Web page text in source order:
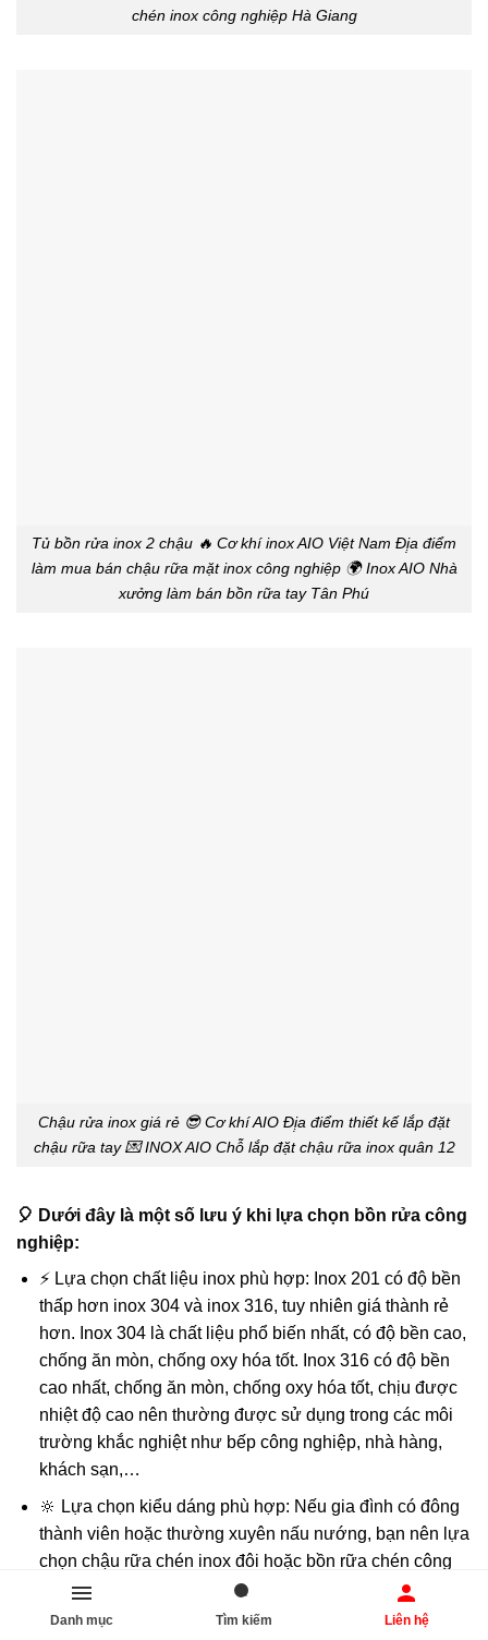
chén inox công nghiệp Hà Giang
Tủ bồn rửa inox 2 chậu 🔥 Cơ khí inox AIO Việt Nam Đị̣a điểm
làm mua bán chậu rữa mặt inox công nghiệp 🌍 Inox AIO Nhà
xưởng làm bán bồn rữa tay Tân Phú
Chậu rửa inox giá rẻ 😎 Cơ khí AIO Đị̣a điểm thiết kế lắp đặt
chậu rữa tay 💌 INOX AIO Chỗ lắp đặt chậu rữa inox quân 12
🎈 Dưới đây là một số lưu ý khi lựa chọn bồn rửa công
nghiệp:
⚡ Lựa chọn chất liệu inox phù hợp: Inox 201 có độ bền
thấp hơn inox 304 và inox 316, tuy nhiên giá thành rẻ
hơn. Inox 304 là chất liệu phổ biến nhất, có độ bền cao,
chống ăn mòn, chống oxy hóa tốt. Inox 316 có độ bền
cao nhất, chống ăn mòn, chống oxy hóa tốt, chịu được
nhiệt độ cao nên thường được sử dụng trong các môi
trường khắc nghiệt như bếp công nghiệp, nhà hàng,
khách sạn,…
🔆 Lựa chọn kiểu dáng phù hợp: Nếu gia đình có đông
thành viên hoặc thường xuyên nấu nướng, bạn nên lựa
chọn chậu rữa chén inox đôi hoặc bồn rữa chén công
nghiệp Nếu gia đình có ít thành viên hoặc không
thường xuyên nấu nướng, bạn có thể lựa chọn bồn rửa
Danh mục Tìm kiếm Liên hệ